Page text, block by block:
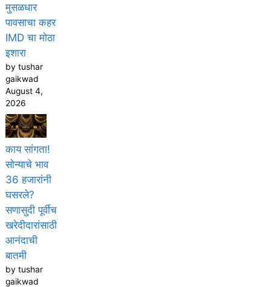
मुसळधार
पावसाचा कहर
IMD चा मोठा
इशारा
by tushar
gaikwad
August 4,
2026
काय सांगता!
सोन्याचे भाव
36 हजारांनी
घसरले?
सणासुदी पूर्वीच
खरेदीदारांसाठी
आनंदाची
बातमी
by tushar
gaikwad